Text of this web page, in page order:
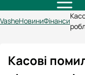
VasheНовиниФінанси
Касові